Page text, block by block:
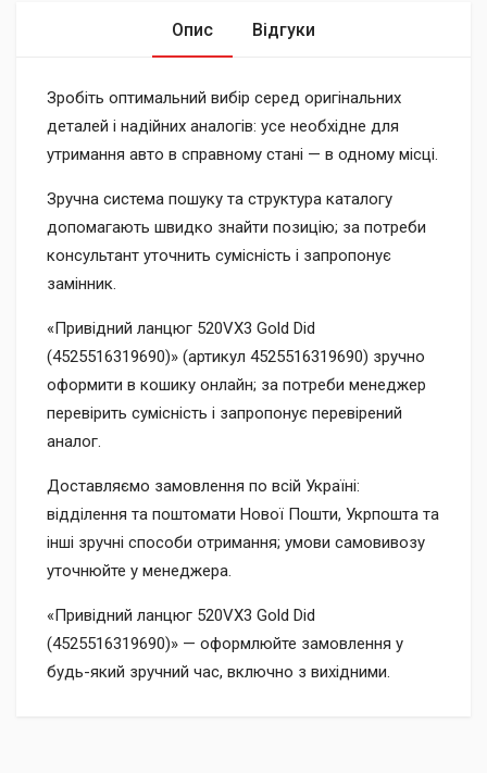
Опис Відгуки
Зробіть оптимальний вибір серед оригінальних
деталей і надійних аналогів: усе необхідне для
утримання авто в справному стані — в одному місці.
Зручна система пошуку та структура каталогу
допомагають швидко знайти позицію; за потреби
консультант уточнить сумісність і запропонує
замінник.
«Привідний ланцюг 520VX3 Gold Did
(4525516319690)» (артикул 4525516319690) зручно
оформити в кошику онлайн; за потреби менеджер
перевірить сумісність і запропонує перевірений
аналог.
Доставляємо замовлення по всій Україні:
відділення та поштомати Нової Пошти, Укрпошта та
інші зручні способи отримання; умови самовивозу
уточнюйте у менеджера.
«Привідний ланцюг 520VX3 Gold Did
(4525516319690)» — оформлюйте замовлення у
будь-який зручний час, включно з вихідними.